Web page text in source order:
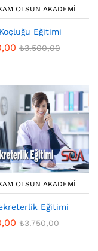
OLSUN AKADEMI
Eğitimi
₺3.500,00
OLSUN AKADEMI
Eğitimi
₺3.750,00